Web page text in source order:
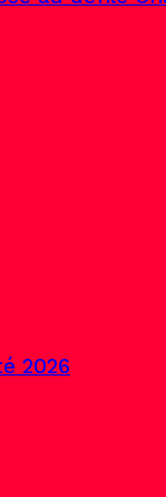
2026